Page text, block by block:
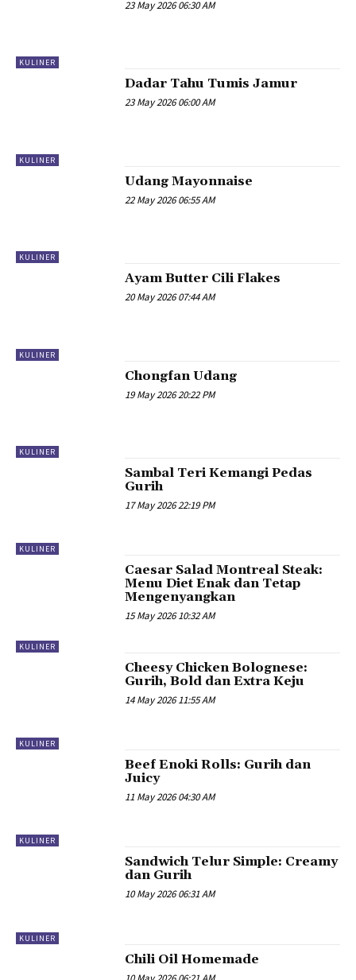
KULINER
23 May 2026 06:30 AM
KULINER
Dadar Tahu Tumis Jamur
23 May 2026 06:00 AM
KULINER
Udang Mayonnaise
22 May 2026 06:55 AM
KULINER
Ayam Butter Cili Flakes
20 May 2026 07:44 AM
KULINER
Chongfan Udang
19 May 2026 20:22 PM
KULINER
Sambal Teri Kemangi Pedas
Gurih
17 May 2026 22:19 PM
KULINER
Caesar Salad Montreal Steak:
Menu Diet Enak dan Tetap
Mengenyangkan
15 May 2026 10:32 AM
KULINER
Cheesy Chicken Bolognese:
Gurih, Bold dan Extra Keju
14 May 2026 11:55 AM
KULINER
Beef Enoki Rolls: Gurih dan
Juicy
11 May 2026 04:30 AM
KULINER
Sandwich Telur Simple: Creamy
dan Gurih
10 May 2026 06:31 AM
Chili Oil Homemade